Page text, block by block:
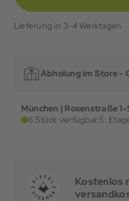
Lieferung in 3-4 Werktagen
Abholung im Store -
München | Rosenstraße 1-
6 Stück verfügbar,5.
Kostenlos